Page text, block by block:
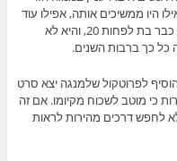
היו ממשיכים אותה, אפילו עוד
קצת. אך זה כבר לא יקרה לעולם. המנגה הזו, כבר בת לפחות 20, והיא לא
כך ברבות השנים.
לפרוטקול שלמנגה יצא סרט
כי מוטב לשכוח מקיומו. אם זה
לחפש דרכים מהירות לראות